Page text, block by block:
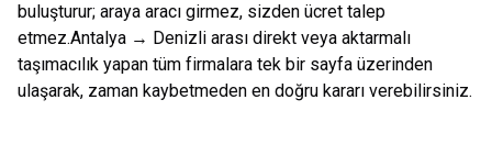
buluşturur; araya aracı girmez, sizden ücret talep
etmez.Antalya → Denizli arası direkt veya aktarmalı
taşımacılık yapan tüm firmalara tek bir sayfa üzerinden
ulaşarak, zaman kaybetmeden en doğru kararı verebilirsiniz.